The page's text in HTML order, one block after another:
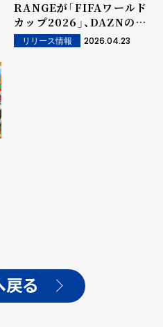
RANGEが「FIFAワールド
カップ2026」、DAZNのア
ンセムを書き下ろし！
リリース情報 2026.04.23
戻る